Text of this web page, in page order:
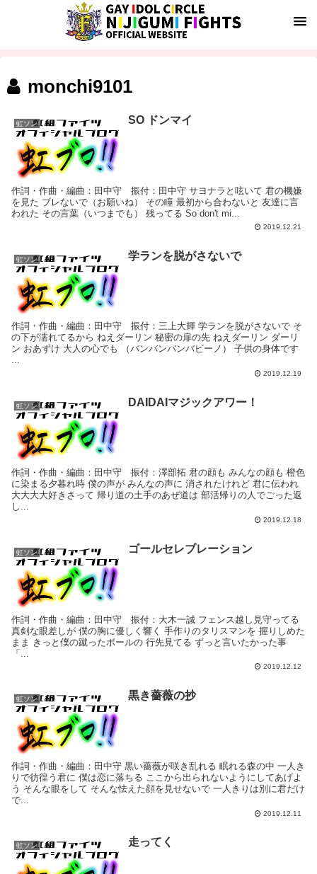
monchi9101
虹ソン SO ドンマイ
作詞・作曲・編曲：田中守 振付：田中守 サヨナラと呟いて 君の機嫌
を見た ブレないで（お願いね） その瞳 最初から合わないと 友達に言
われた その言葉（いつまでも） 残ってる So don't mi...
2019.12.21
虹ソン 学ランを脱がさないで
作詞・作曲・編曲：田中守 振付：三上大輝 学ランを脱がさないで そ
の下が濡れてるから ねえダーリン 秘密の扉の先 ねえダーリン ダーリ
ン おあずけ 大人の心でも （バンバンバンバビーノ） 子供の身体です
...
2019.12.19
虹ソン DAIDAIマジックアワー！
作詞・作曲・編曲：田中守 振付：澤部拓 君の顔も みんなの顔も 橙色
に染まる夕暮れ時 僕の声が みんなの声に 消されたけれど 君に伝われ
大大大大好きさって 帰り道の土手のあぜ道は 部活帰りの人でごった返
し...
2019.12.18
虹ソン ゴールセレブレーション
作詞・作曲・編曲：田中守 振付：大木一誠 フェンス越し見守ってる
真剣な眼差しが 僕の胸に優しく響く 手作りのタリスマンを 握りしめた
まま きっと僕の蹴ったボールの 行先見てる ずっと言いたかった事
「...
2019.12.12
虹ソン 黒き薔薇の抄
作詞・作曲・編曲：田中守 黒い薔薇が咲き乱れる 眠れる森の中 一人き
りで彷徨う君に 僕は恋に落ちる ここから出られないようにしてあげよ
う そんな眼をして そんな怯えた顔を見せないで 一人きりは別に君だけ
で...
2019.12.11
虹ソン 走ってく